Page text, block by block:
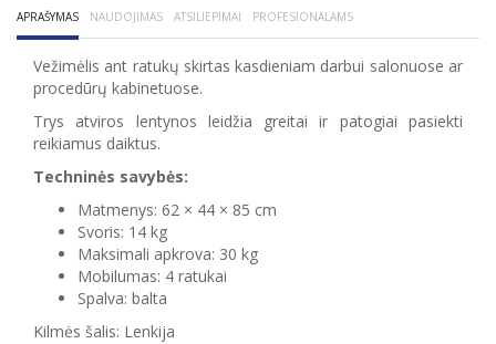
APRAŠYMAS NAUDOJIMAS ATSILIEPIMAI PROFESIONALAMS
Vežimėlis ant ratukų skirtas kasdieniam darbui salonuose ar
procedūrų kabinetuose.
Trys atviros lentynos leidžia greitai ir patogiai pasiekti
reikiamus daiktus.
Techninės savybės:
Matmenys: 62 × 44 × 85 cm
Svoris: 14 kg
Maksimali apkrova: 30 kg
Mobilumas: 4 ratukai
Spalva: balta
Kilmės šalis: Lenkija